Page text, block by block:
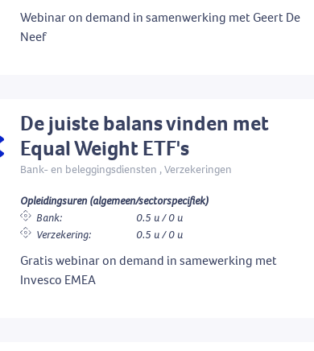
Webinar on demand in samenwerking met Geert De
Neef
De juiste balans vinden met
Equal Weight ETF's
Bank- en beleggingsdiensten , Verzekeringen
Opleidingsuren (algemeen/sectorspecifiek)
Bank:
0.5 u / 0 u
Verzekering:
0.5 u / 0 u
Gratis webinar on demand in samewerking met
Invesco EMEA